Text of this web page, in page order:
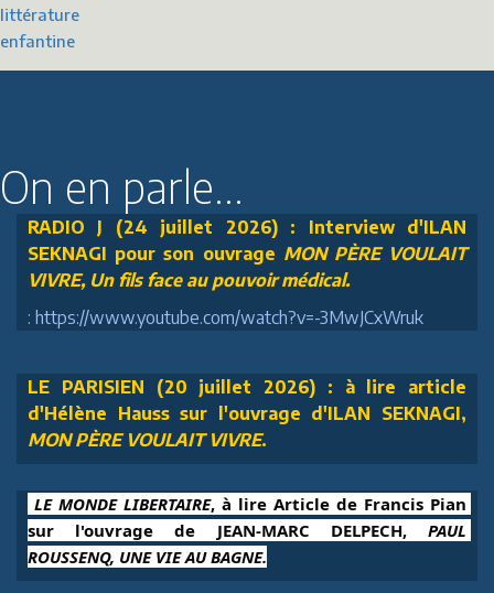
littérature
enfantine
On en parle...
RADIO J (24 juillet 2026) : Interview d'ILAN
SEKNAGI pour son ouvrage MON PÈRE VOULAIT
VIVRE, Un fils face au pouvoir médical.
: https://www.youtube.com/watch?v=-3MwJCxWruk
LE PARISIEN (20 juillet 2026) : à lire article
d'Hélène Hauss sur l'ouvrage d'ILAN SEKNAGI,
MON PÈRE VOULAIT VIVRE.
LE MONDE LIBERTAIRE, à lire Article de Francis Pian
sur l'ouvrage de JEAN-MARC DELPECH, PAUL
ROUSSENQ, UNE VIE AU BAGNE.